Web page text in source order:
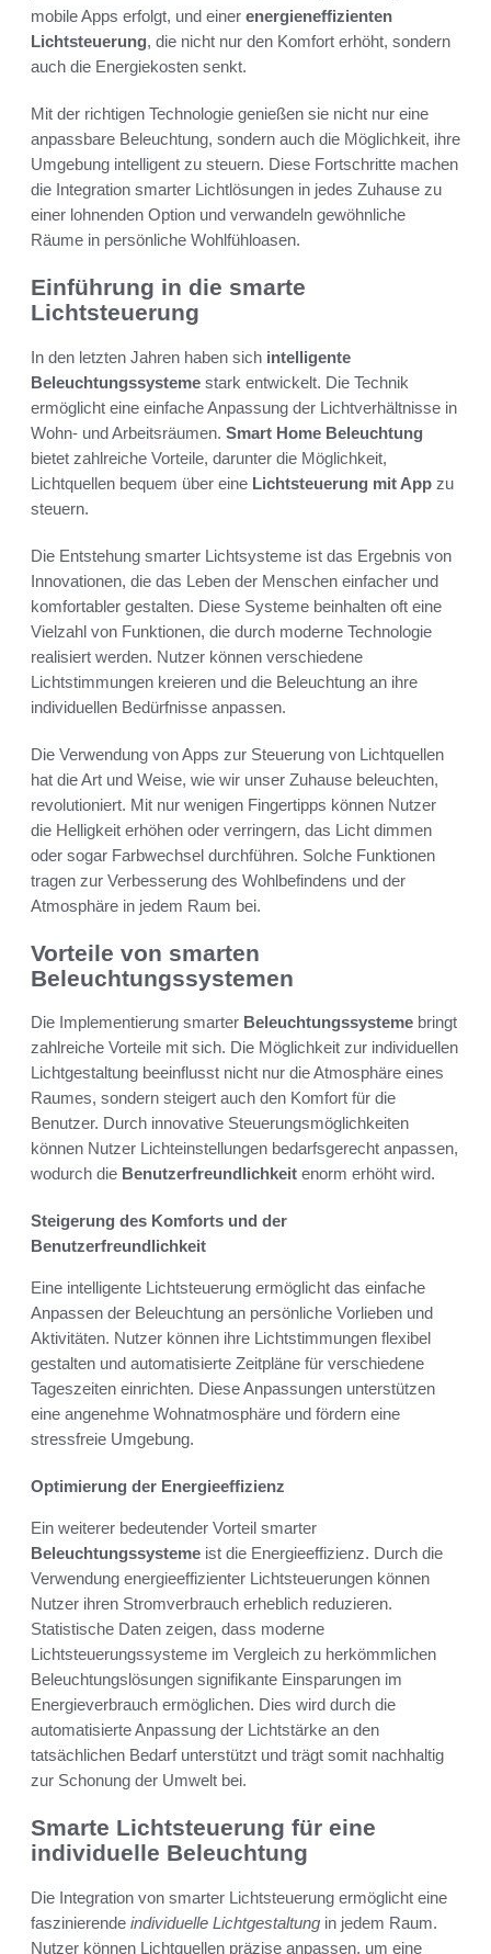
mobile Apps erfolgt, und einer energieneffizienten
Lichtsteuerung, die nicht nur den Komfort erhöht, sondern
auch die Energiekosten senkt.
Mit der richtigen Technologie genießen sie nicht nur eine
anpassbare Beleuchtung, sondern auch die Möglichkeit, ihre
Umgebung intelligent zu steuern. Diese Fortschritte machen
die Integration smarter Lichtlösungen in jedes Zuhause zu
einer lohnenden Option und verwandeln gewöhnliche
Räume in persönliche Wohlfühloasen.
Einführung in die smarte
Lichtsteuerung
In den letzten Jahren haben sich intelligente
Beleuchtungssysteme stark entwickelt. Die Technik
ermöglicht eine einfache Anpassung der Lichtverhältnisse in
Wohn- und Arbeitsräumen. Smart Home Beleuchtung
bietet zahlreiche Vorteile, darunter die Möglichkeit,
Lichtquellen bequem über eine Lichtsteuerung mit App zu
steuern.
Die Entstehung smarter Lichtsysteme ist das Ergebnis von
Innovationen, die das Leben der Menschen einfacher und
komfortabler gestalten. Diese Systeme beinhalten oft eine
Vielzahl von Funktionen, die durch moderne Technologie
realisiert werden. Nutzer können verschiedene
Lichtstimmungen kreieren und die Beleuchtung an ihre
individuellen Bedürfnisse anpassen.
Die Verwendung von Apps zur Steuerung von Lichtquellen
hat die Art und Weise, wie wir unser Zuhause beleuchten,
revolutioniert. Mit nur wenigen Fingertipps können Nutzer
die Helligkeit erhöhen oder verringern, das Licht dimmen
oder sogar Farbwechsel durchführen. Solche Funktionen
tragen zur Verbesserung des Wohlbefindens und der
Atmosphäre in jedem Raum bei.
Vorteile von smarten
Beleuchtungssystemen
Die Implementierung smarter Beleuchtungssysteme bringt
zahlreiche Vorteile mit sich. Die Möglichkeit zur individuellen
Lichtgestaltung beeinflusst nicht nur die Atmosphäre eines
Raumes, sondern steigert auch den Komfort für die
Benutzer. Durch innovative Steuerungsmöglichkeiten
können Nutzer Lichteinstellungen bedarfsgerecht anpassen,
wodurch die Benutzerfreundlichkeit enorm erhöht wird.
Steigerung des Komforts und der
Benutzerfreundlichkeit
Eine intelligente Lichtsteuerung ermöglicht das einfache
Anpassen der Beleuchtung an persönliche Vorlieben und
Aktivitäten. Nutzer können ihre Lichtstimmungen flexibel
gestalten und automatisierte Zeitpläne für verschiedene
Tageszeiten einrichten. Diese Anpassungen unterstützen
eine angenehme Wohnatmosphäre und fördern eine
stressfreie Umgebung.
Optimierung der Energieeffizienz
Ein weiterer bedeutender Vorteil smarter
Beleuchtungssysteme ist die Energieeffizienz. Durch die
Verwendung energieeffizienter Lichtsteuerungen können
Nutzer ihren Stromverbrauch erheblich reduzieren.
Statistische Daten zeigen, dass moderne
Lichtsteuerungssysteme im Vergleich zu herkömmlichen
Beleuchtungslösungen signifikante Einsparungen im
Energieverbrauch ermöglichen. Dies wird durch die
automatisierte Anpassung der Lichtstärke an den
tatsächlichen Bedarf unterstützt und trägt somit nachhaltig
zur Schonung der Umwelt bei.
Smarte Lichtsteuerung für eine
individuelle Beleuchtung
Die Integration von smarter Lichtsteuerung ermöglicht eine
faszinierende individuelle Lichtgestaltung in jedem Raum.
Nutzer können Lichtquellen präzise anpassen, um eine